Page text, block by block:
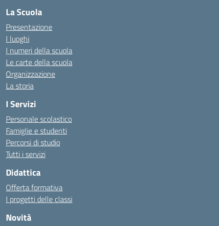
La Scuola
Presentazione
I luoghi
I numeri della scuola
Le carte della scuola
Organizzazione
La storia
I Servizi
Personale scolastico
Famiglie e studenti
Percorsi di studio
Tutti i servizi
Didattica
Offerta formativa
I progetti delle classi
Novità